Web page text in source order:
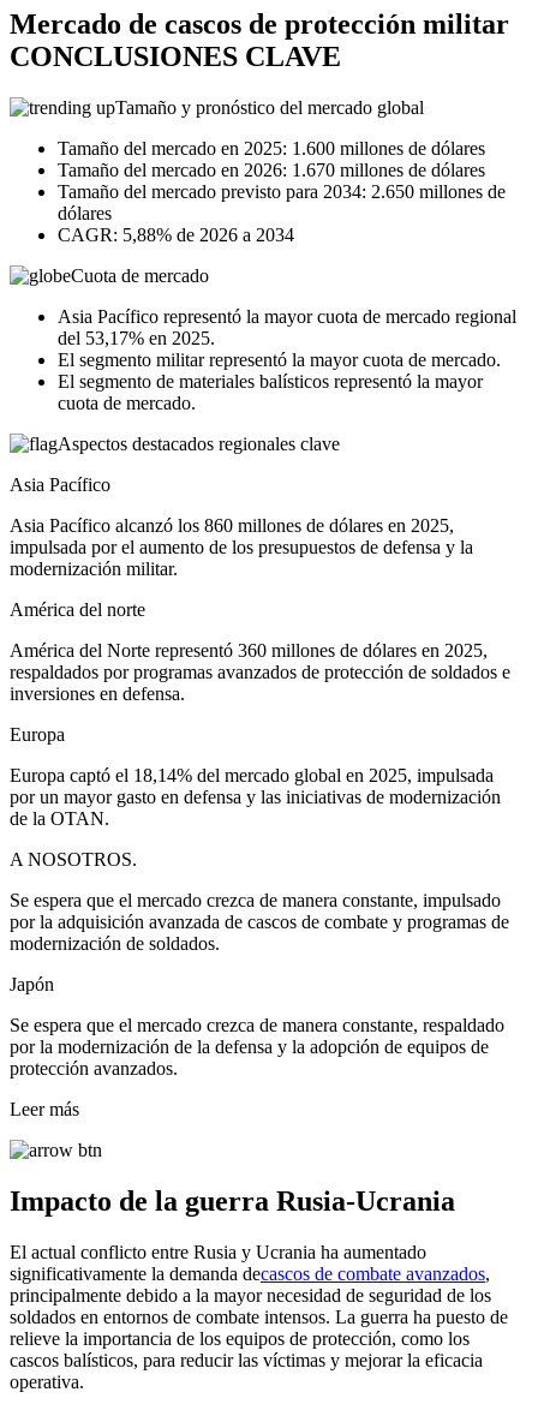
Mercado de cascos de protección militar
CONCLUSIONES CLAVE
Tamaño y pronóstico del mercado global
Tamaño del mercado en 2025: 1.600 millones de dólares
Tamaño del mercado en 2026: 1.670 millones de dólares
Tamaño del mercado previsto para 2034: 2.650 millones de
dólares
CAGR: 5,88% de 2026 a 2034
Cuota de mercado
Asia Pacífico representó la mayor cuota de mercado regional
del 53,17% en 2025.
El segmento militar representó la mayor cuota de mercado.
El segmento de materiales balísticos representó la mayor
cuota de mercado.
Aspectos destacados regionales clave
Asia Pacífico
Asia Pacífico alcanzó los 860 millones de dólares en 2025,
impulsada por el aumento de los presupuestos de defensa y la
modernización militar.
América del norte
América del Norte representó 360 millones de dólares en 2025,
respaldados por programas avanzados de protección de soldados e
inversiones en defensa.
Europa
Europa captó el 18,14% del mercado global en 2025, impulsada
por un mayor gasto en defensa y las iniciativas de modernización
de la OTAN.
A NOSOTROS.
Se espera que el mercado crezca de manera constante, impulsado
por la adquisición avanzada de cascos de combate y programas de
modernización de soldados.
Japón
Se espera que el mercado crezca de manera constante, respaldado
por la modernización de la defensa y la adopción de equipos de
protección avanzados.
Leer más
Impacto de la guerra Rusia-Ucrania
El actual conflicto entre Rusia y Ucrania ha aumentado
significativamente la demanda decascos de combate avanzados,
principalmente debido a la mayor necesidad de seguridad de los
soldados en entornos de combate intensos. La guerra ha puesto de
relieve la importancia de los equipos de protección, como los
cascos balísticos, para reducir las víctimas y mejorar la eficacia
operativa.